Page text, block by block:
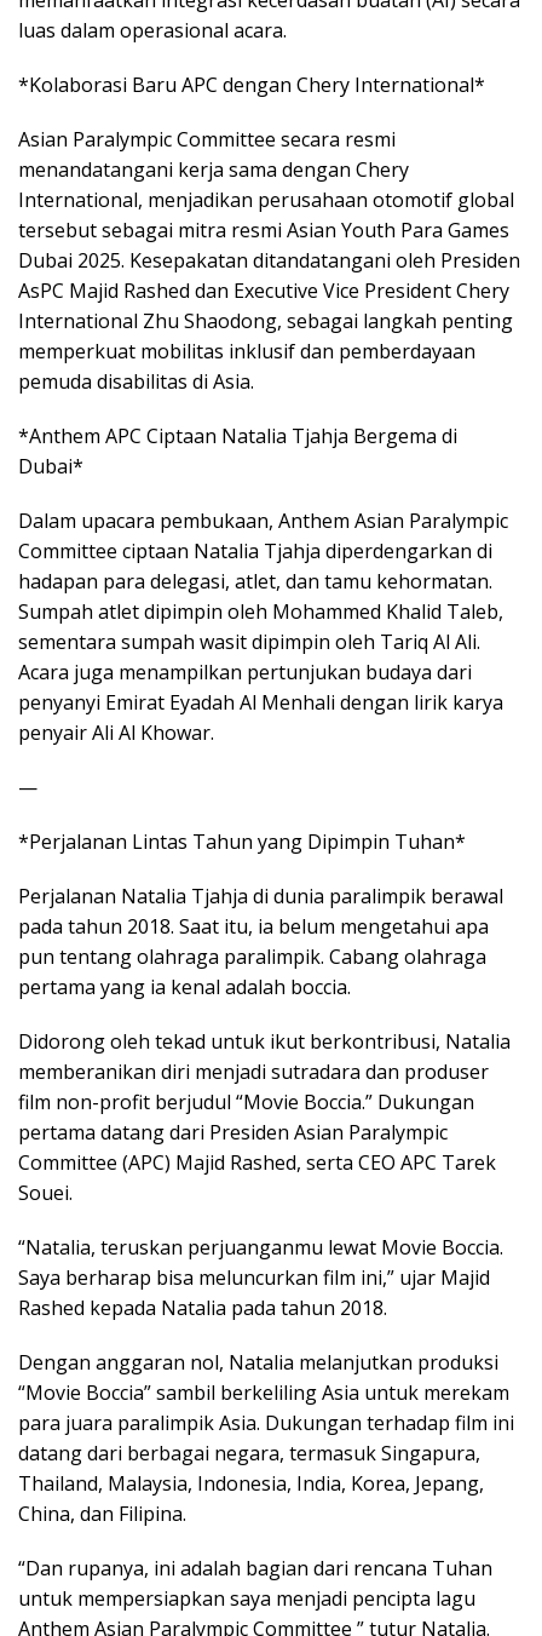
luas dalam operasional acara.
*Kolaborasi Baru APC dengan Chery International*
Asian Paralympic Committee secara resmi
menandatangani kerja sama dengan Chery
International, menjadikan perusahaan otomotif global
tersebut sebagai mitra resmi Asian Youth Para Games
Dubai 2025. Kesepakatan ditandatangani oleh Presiden
AsPC Majid Rashed dan Executive Vice President Chery
International Zhu Shaodong, sebagai langkah penting
memperkuat mobilitas inklusif dan pemberdayaan
pemuda disabilitas di Asia.
*Anthem APC Ciptaan Natalia Tjahja Bergema di
Dubai*
Dalam upacara pembukaan, Anthem Asian Paralympic
Committee ciptaan Natalia Tjahja diperdengarkan di
hadapan para delegasi, atlet, dan tamu kehormatan.
Sumpah atlet dipimpin oleh Mohammed Khalid Taleb,
sementara sumpah wasit dipimpin oleh Tariq Al Ali.
Acara juga menampilkan pertunjukan budaya dari
penyanyi Emirat Eyadah Al Menhali dengan lirik karya
penyair Ali Al Khowar.
—
*Perjalanan Lintas Tahun yang Dipimpin Tuhan*
Perjalanan Natalia Tjahja di dunia paralimpik berawal
pada tahun 2018. Saat itu, ia belum mengetahui apa
pun tentang olahraga paralimpik. Cabang olahraga
pertama yang ia kenal adalah boccia.
Didorong oleh tekad untuk ikut berkontribusi, Natalia
memberanikan diri menjadi sutradara dan produser
film non-profit berjudul “Movie Boccia.” Dukungan
pertama datang dari Presiden Asian Paralympic
Committee (APC) Majid Rashed, serta CEO APC Tarek
Souei.
“Natalia, teruskan perjuanganmu lewat Movie Boccia.
Saya berharap bisa meluncurkan film ini,” ujar Majid
Rashed kepada Natalia pada tahun 2018.
Dengan anggaran nol, Natalia melanjutkan produksi
“Movie Boccia” sambil berkeliling Asia untuk merekam
para juara paralimpik Asia. Dukungan terhadap film ini
datang dari berbagai negara, termasuk Singapura,
Thailand, Malaysia, Indonesia, India, Korea, Jepang,
China, dan Filipina.
“Dan rupanya, ini adalah bagian dari rencana Tuhan
untuk mempersiapkan saya menjadi pencipta lagu
Anthem Asian Paralympic Committee ” tutur Natalia.